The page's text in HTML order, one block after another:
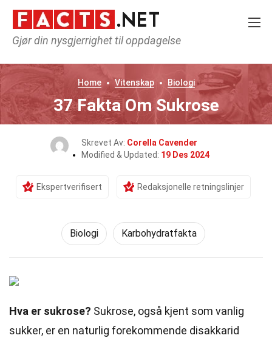
Gjør din nysgjerrighet til oppdagelse
Home Vitenskap Biologi
37 Fakta Om Sukrose
Skrevet Av: Corella Cavender
Modified & Updated: 19 Des 2024
Ekspertverifisert Redaksjonelle retningslinjer
Biologi Karbohydratfakta
Hva er sukrose? Sukrose, også kjent som vanlig
sukker, er en naturlig forekommende disakkarid